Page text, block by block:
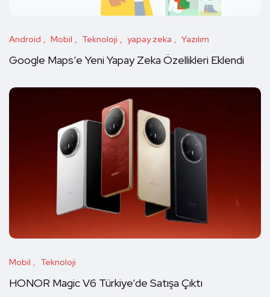
Android Mobil Teknoloji yapay zeka Yazılım
Google Maps’e Yeni Yapay Zeka Özellikleri Eklendi
Mobil Teknoloji
HONOR Magic V6 Türkiye’de Satışa Çıktı